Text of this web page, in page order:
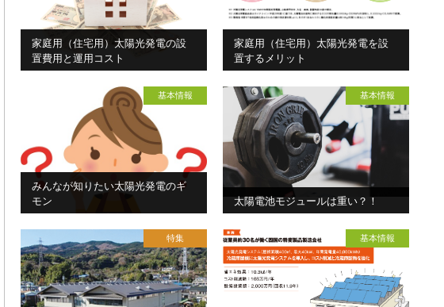
家庭用（住宅用）太陽光発電の設
置費用と運用コスト
家庭用（住宅用）太陽光発電を設
置するメリット
基本情報
みんなが知りたい太陽光発電のギ
モン
基本情報
太陽電池モジュールは重い？！
特集 基本情報